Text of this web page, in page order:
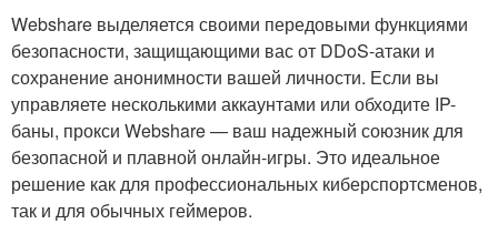
Webshare выделяется своими передовыми функциями
безопасности, защищающими вас от DDoS-атаки и
сохранение анонимности вашей личности. Если вы
управляете несколькими аккаунтами или обходите IP-
баны, прокси Webshare — ваш надежный союзник для
безопасной и плавной онлайн-игры. Это идеальное
решение как для профессиональных киберспортсменов,
так и для обычных геймеров.